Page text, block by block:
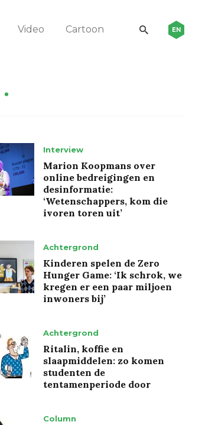
Video Cartoon EN
Interview
Marion Koopmans over
online bedreigingen en
desinformatie:
‘Wetenschappers, kom die
ivoren toren uit’
Achtergrond
Kinderen spelen de Zero
Hunger Game: ‘Ik schrok, we
kregen er een paar miljoen
inwoners bij’
Achtergrond
Ritalin, koffie en
slaapmiddelen: zo komen
studenten de
tentamenperiode door
Column